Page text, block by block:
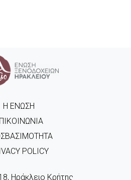
Η ΈΝΩΣΗ
POLICY
Ηράκλειο Κρήτης